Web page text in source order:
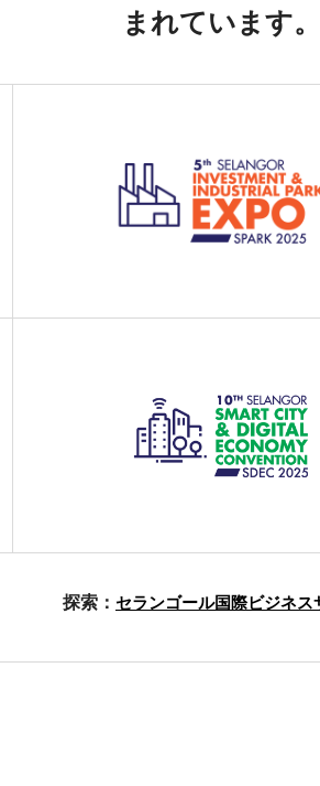
for
まれています。
探索： セランゴール国際ビジネス